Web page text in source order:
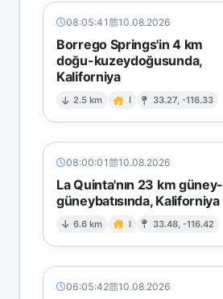
08:05:41 10.08.2026
Borrego Springs'in 4 km
doğu-kuzeydoğusunda,
Kaliforniya
2.5 km I 33.27, -116.33
08:00:01 10.08.2026
La Quinta'nın 23 km güney-
güneybatısında, Kaliforniya
6.6 km I 33.48, -116.42
06:05:42 10.08.2026